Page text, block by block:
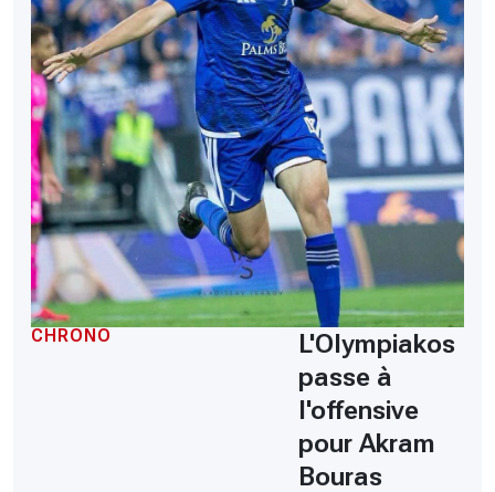
CHRONO
L'Olympiakos
passe à
l'offensive
pour Akram
Bouras